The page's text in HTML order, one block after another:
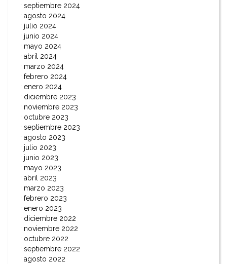
septiembre 2024
agosto 2024
julio 2024
junio 2024
mayo 2024
abril 2024
marzo 2024
febrero 2024
enero 2024
diciembre 2023
noviembre 2023
octubre 2023
septiembre 2023
agosto 2023
julio 2023
junio 2023
mayo 2023
abril 2023
marzo 2023
febrero 2023
enero 2023
diciembre 2022
noviembre 2022
octubre 2022
septiembre 2022
agosto 2022